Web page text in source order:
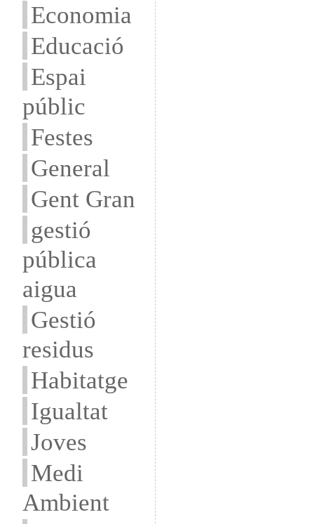
Economia
Educació
Espai
públic
Festes
General
Gent Gran
gestió
pública
aigua
Gestió
residus
Habitatge
Igualtat
Joves
Medi
Ambient